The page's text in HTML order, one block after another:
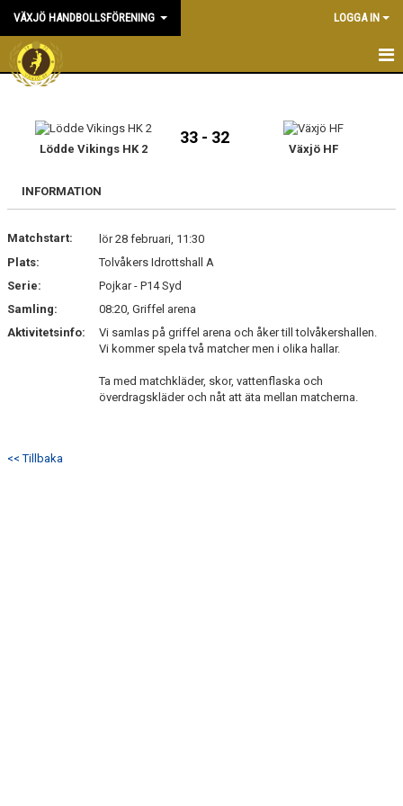
VÄXJÖ HANDBOLLSFÖRENING LOGGA IN
HEM
NYHETER
KONTAKT & KANSLI
DOKUMENT
VÅRA LAG
Lödde Vikings HK 2
33 - 32
Växjö HF
INFORMATION
Matchstart:
lör 28 februari, 11:30
Plats:
Tolvåkers Idrottshall A
Serie:
Pojkar - P14 Syd
Samling:
08:20, Griffel arena
Aktivitetsinfo:
Vi samlas på griffel arena och åker till tolvåkershallen.
Vi kommer spela två matcher men i olika hallar.
Ta med matchkläder, skor, vattenflaska och
överdragskläder och nåt att äta mellan matcherna.
<< Tillbaka